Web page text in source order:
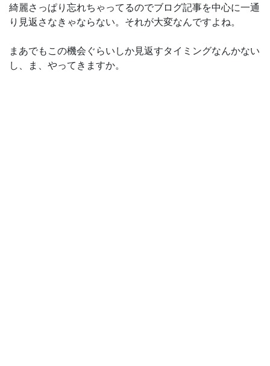
綺麗さっぱり忘れちゃってるのでブログ記事を中心に一通
り見返さなきゃならない。それが大変なんですよね。
まあでもこの機会ぐらいしか見返すタイミングなんかない
し、ま、やってきますか。